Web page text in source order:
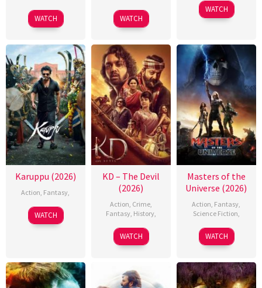
WATCH WATCH
WATCH
Karuppu (2026)
Action, Fantasy,
WATCH
KD – The Devil
(2026)
Action, Crime,
Fantasy, History,
WATCH
Masters of the
Universe (2026)
Action, Fantasy,
Science Fiction,
WATCH